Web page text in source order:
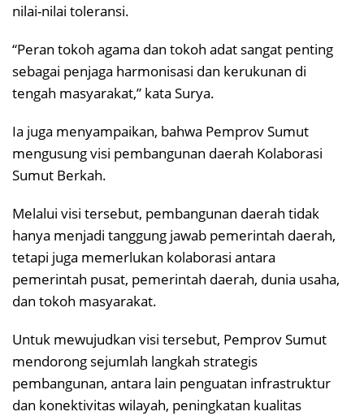
nilai-nilai toleransi.
“Peran tokoh agama dan tokoh adat sangat penting
sebagai penjaga harmonisasi dan kerukunan di
tengah masyarakat,” kata Surya.
Ia juga menyampaikan, bahwa Pemprov Sumut
mengusung visi pembangunan daerah Kolaborasi
Sumut Berkah.
Melalui visi tersebut, pembangunan daerah tidak
hanya menjadi tanggung jawab pemerintah daerah,
tetapi juga memerlukan kolaborasi antara
pemerintah pusat, pemerintah daerah, dunia usaha,
dan tokoh masyarakat.
Untuk mewujudkan visi tersebut, Pemprov Sumut
mendorong sejumlah langkah strategis
pembangunan, antara lain penguatan infrastruktur
dan konektivitas wilayah, peningkatan kualitas